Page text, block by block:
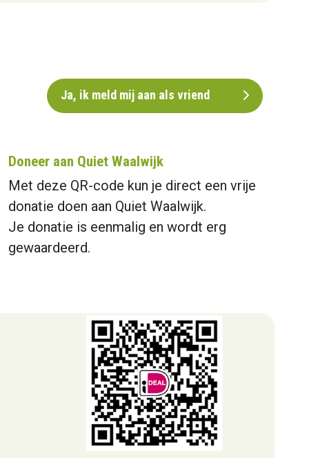
Ja, ik meld mij aan als vriend
Doneer aan Quiet Waalwijk
Met deze QR-code kun je direct een vrije
donatie doen aan Quiet Waalwijk.
Je donatie is eenmalig en wordt erg
gewaardeerd.